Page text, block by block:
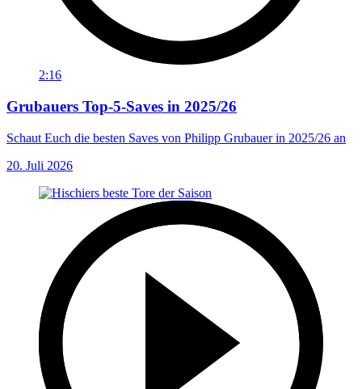
2:16
Grubauers Top-5-Saves in 2025/26
Schaut Euch die besten Saves von Philipp Grubauer in 2025/26 an
20. Juli 2026